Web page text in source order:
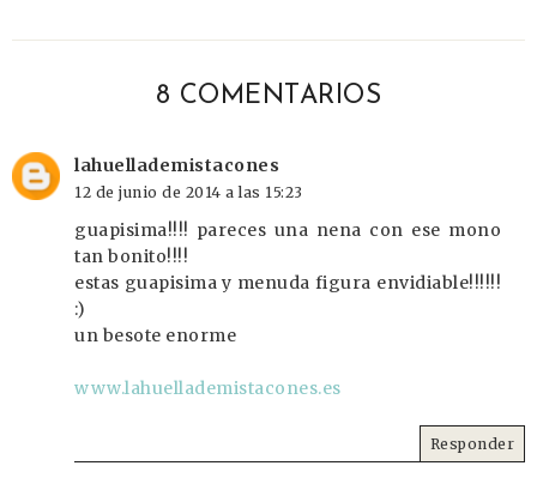
8 COMENTARIOS
lahuellademistacones
12 de junio de 2014 a las 15:23
guapisima!!!! pareces una nena con ese mono
tan bonito!!!!
estas guapisima y menuda figura envidiable!!!!!!
:)
un besote enorme
www.lahuellademistacones.es
Responder